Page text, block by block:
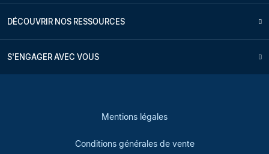
DÉCOUVRIR NOS RESSOURCES
S'ENGAGER AVEC VOUS
Mentions légales
Conditions générales de vente